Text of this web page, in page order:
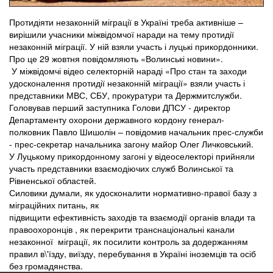
Протидіяти незаконній міграції в Україні треба активніше –
вирішили учасники міжвідомчої наради на тему протидії
незаконній міграції. У ній взяли участь і луцькі прикордонники.
Про це 29 жовтня повідомляють «Волинські новини».
У міжвідомчі відео селекторній нараді «Про стан та заходи
удосконалення протидії незаконній міграції» взяли участь і
представники МВС, СБУ, прокуратури та Держмитслужби.
Головував перший заступника Голови ДПСУ - директор
Департаменту охорони державного кордону генерал-
полковник Павло Шишолін – повідомив начальник прес-служби
- прес-секретар начальника загону майор Олег Личковський.
У Луцькому прикордонному загоні у відеоселекторі прийняли
участь представники взаємодіючих служб Волинської та
Рівненської областей.
Силовики думали, як удосконалити нормативно-правої базу з
міграційних питань, як
підвищити ефективність заходів та взаємодії органів влади та
правоохоронців , як перекрити транснаціональні канали
незаконної міграції, як посилити контроль за додержанням
правил в\'їзду, виїзду, перебування в Україні іноземців та осіб
без громадянства.